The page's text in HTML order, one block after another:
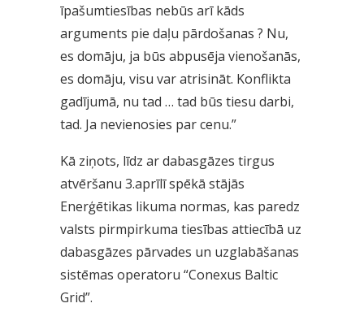
īpašumtiesības nebūs arī kāds
arguments pie daļu pārdošanas ? Nu,
es domāju, ja būs abpusēja vienošanās,
es domāju, visu var atrisināt. Konflikta
gadījumā, nu tad … tad būs tiesu darbi,
tad. Ja nevienosies par cenu.”
Kā ziņots, līdz ar dabasgāzes tirgus
atvēršanu 3.aprīlī spēkā stājās
Enerģētikas likuma normas, kas paredz
valsts pirmpirkuma tiesības attiecībā uz
dabasgāzes pārvades un uzglabāšanas
sistēmas operatoru “Conexus Baltic
Grid”.